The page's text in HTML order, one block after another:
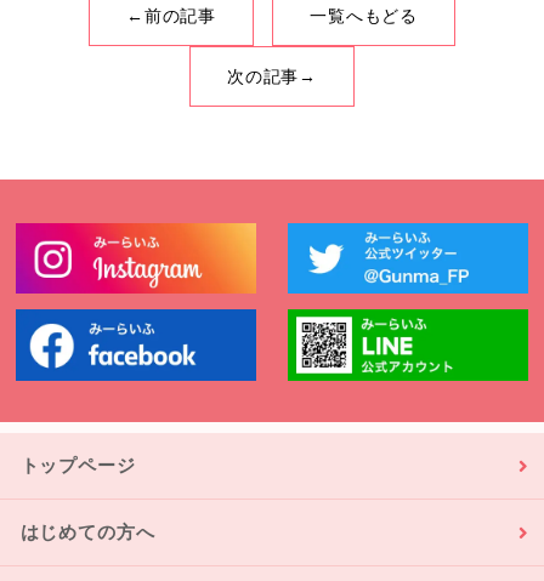
←前の記事 一覧へもどる
次の記事→
トップページ
はじめての方へ